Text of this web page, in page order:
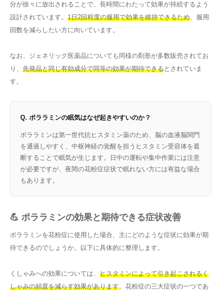
分が徐々に放出されることで、長時間にわたって効果が持続するよう
設計されています。 1日2回程度の服用で効果を維持できるため、服用
回数を減らしたい方に向いています。
なお、ジェネリック医薬品についても同様の剤形が多数販売されてお
り、 先発品と同じ有効成分で同等の効果が期待できるとされていま
す。
Q. ポララミンの眠気はなぜ起きやすいのか？
ポララミンは第一世代抗ヒスタミン薬のため、脳の血液脳関門
を通過しやすく、中枢神経の覚醒を担うヒスタミン受容体を遮
断することで眠気が生じます。日中の運転や集中作業には注意
が必要ですが、夜間の花粉症症状で眠れない方には有益な場合
もあります。
💪 ポララミンの効果と期待できる症状改善
ポララミンを花粉症に使用した場合、主にどのような症状に効果が期
待できるのでしょうか。以下に具体的に整理します。
くしゃみへの効果については、 ヒスタミンによって引き起こされるく
しゃみの頻度を減らす効果があります。花粉症の三大症状の一つであ